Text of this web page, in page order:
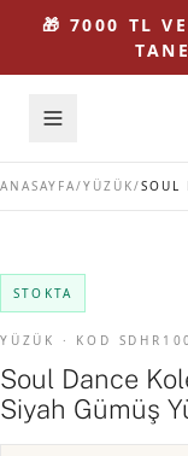
🎁 7000 TL
ANASAYFA/YÜZÜK/
STOKTA
YÜZÜK · KOD
Soul Dance
Siyah Gümüş